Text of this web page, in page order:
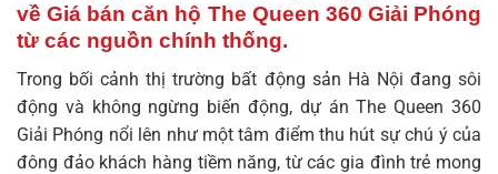
về Giá bán căn hộ The Queen 360 Giải Phóng
từ các nguồn chính thống.
Trong bối cảnh thị trường bất động sản Hà Nội đang sôi
động và không ngừng biến động, dự án The Queen 360
Giải Phóng nổi lên như một tâm điểm thu hút sự chú ý của
đông đảo khách hàng tiềm năng, từ các gia đình trẻ mong